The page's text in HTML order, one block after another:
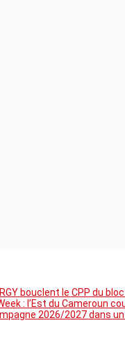
bouclent le CPP du
: l’Est du Cameroun
2026/2027 dans